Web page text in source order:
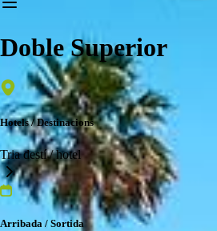
Doble Superior
Hotels / Destinacions
Tria destí / hotel
Arribada / Sortida